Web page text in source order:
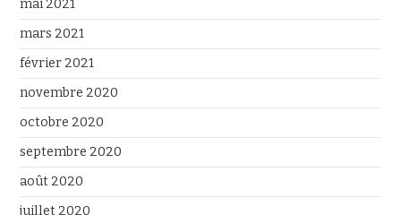
mai 2021
mars 2021
février 2021
novembre 2020
octobre 2020
septembre 2020
août 2020
juillet 2020